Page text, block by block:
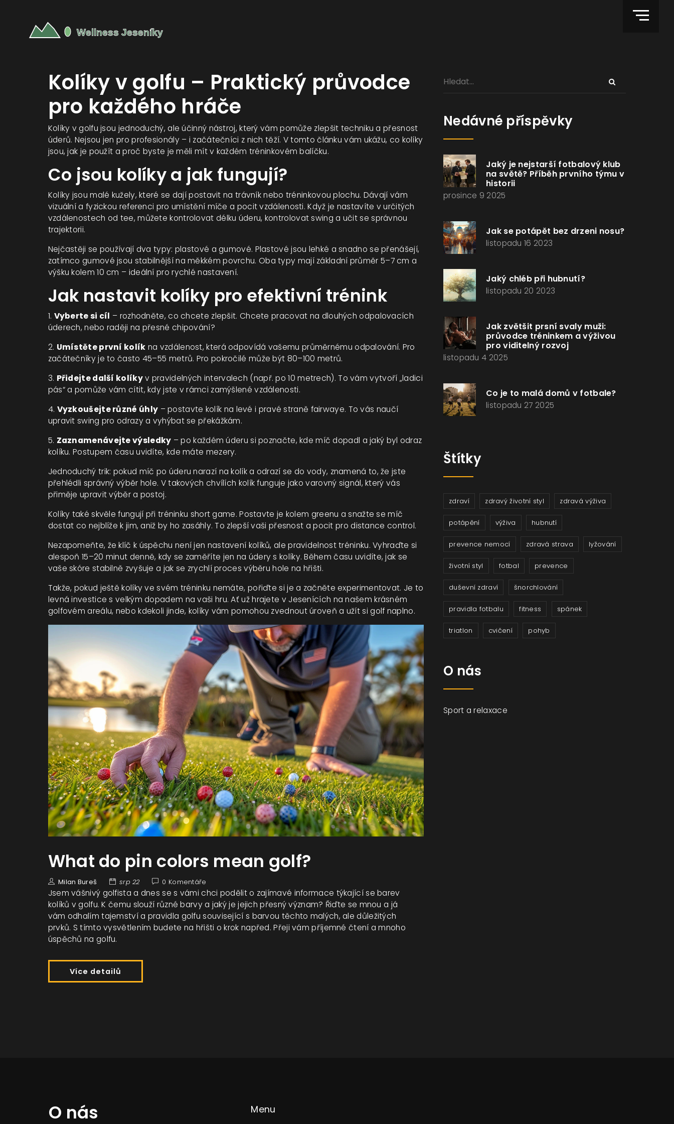
Kolíky v golfu – Praktický průvodce
pro každého hráče
Kolíky v golfu jsou jednoduchý, ale účinný nástroj, který vám pomůže zlepšit techniku a přesnost
úderů. Nejsou jen pro profesionály – i začátečníci z nich těží. V tomto článku vám ukážu, co kolíky
jsou, jak je použít a proč byste je měli mít v každém tréninkovém balíčku.
Co jsou kolíky a jak fungují?
Kolíky jsou malé kužely, které se dají postavit na trávník nebo tréninkovou plochu. Dávají vám
vizuální a fyzickou referenci pro umístění míče a pocit vzdálenosti. Když je nastavíte v určitých
vzdálenostech od tee, můžete kontrolovat délku úderu, kontrolovat swing a učit se správnou
trajektorii.
Nejčastěji se používají dva typy: plastové a gumové. Plastové jsou lehké a snadno se přenášejí,
zatímco gumové jsou stabilnější na měkkém povrchu. Oba typy mají základní průměr 5–7 cm a
výšku kolem 10 cm – ideální pro rychlé nastavení.
Jak nastavit kolíky pro efektivní trénink
1. Vyberte si cíl – rozhodněte, co chcete zlepšit. Chcete pracovat na dlouhých odpalovacích
úderech, nebo raději na přesné chipování?
2. Umístěte první kolík na vzdálenost, která odpovídá vašemu průměrnému odpalování. Pro
začátečníky je to často 45–55 metrů. Pro pokročilé může být 80–100 metrů.
3. Přidejte další kolíkyv pravidelných intervalech (např. po 10 metrech). To vám vytvoří „ladici
pás“ a pomůže vám cítit, kdy jste v rámci zamýšlené vzdálenosti.
4. Vyzkoušejte různé úhly – postavte kolík na levé i pravé straně fairwaye. To vás naučí
upravit swing pro odrazy a vyhýbat se překážkám.
5. Zaznamenávejte výsledky – po každém úderu si poznačte, kde míč dopadl a jaký byl odraz
kolíku. Postupem času uvidíte, kde máte mezery.
Jednoduchý trik: pokud míč po úderu narazí na kolík a odrazí se do vody, znamená to, že jste
přehlédli správný výběr hole. V takových chvílích kolík funguje jako varovný signál, který vás
přiměje upravit výběr a postoj.
Kolíky také skvěle fungují při tréninku short game. Postavte je kolem greenu a snažte se míč
dostat co nejblíže k jim, aniž by ho zasáhly. To zlepší vaši přesnost a pocit pro distance control.
Nezapomeňte, že klíč k úspěchu není jen nastavení kolíků, ale pravidelnost tréninku. Vyhraďte si
alespoň 15–20 minut denně, kdy se zaměříte jen na údery s kolíky. Během času uvidíte, jak se
vaše skóre stabilně zvyšuje a jak se zrychlí proces výběru hole na hřišti.
Takže, pokud ještě kolíky ve svém tréninku nemáte, pořiďte si je a začněte experimentovat. Je to
levná investice s velkým dopadem na vaši hru. Ať už hrajete v Jesenících na našem krásném
golfovém areálu, nebo kdekoli jinde, kolíky vám pomohou zvednout úroveň a užít si golf naplno.
What do pin colors mean golf?
Milan Bureš srp 22 0 Komentáře
Jsem vášnivý golfista a dnes se s vámi chci podělit o zajímavé informace týkající se barev
kolíků v golfu. K čemu slouží různé barvy a jaký je jejich přesný význam? Řiďte se mnou a já
vám odhalím tajemství a pravidla golfu související s barvou těchto malých, ale důležitých
prvků. S tímto vysvětlením budete na hřišti o krok napřed. Přeji vám příjemné čtení a mnoho
úspěchů na golfu.
Více detailů
Nedávné příspěvky
Jaký je nejstarší fotbalový klub
na světě? Příběh prvního týmu v
historii
prosince 9 2025
Jak se potápět bez drzeni nosu?
listopadu 16 2023
Jaký chléb při hubnutí?
listopadu 20 2023
Jak zvětšit prsní svaly muži:
průvodce tréninkem a výživou
pro viditelný rozvoj
listopadu 4 2025
Co je to malá domů v fotbale?
listopadu 27 2025
Štítky
zdraví zdravý životní styl zdravá výživa
potápění výživa hubnutí
prevence nemocí zdravá strava lyžování
životní styl fotbal prevence
duševní zdraví šnorchlování
pravidla fotbalu fitness spánek
triatlon cvičení pohyb
O nás
Sport a relaxace
O nás Menu